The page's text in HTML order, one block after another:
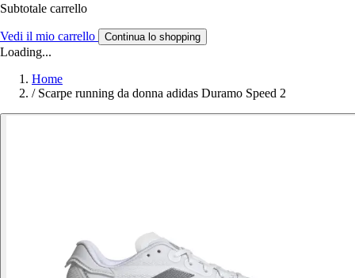
Subtotale carrello
Vedi il mio carrello Continua lo shopping
Loading...
Home
/ Scarpe running da donna adidas Duramo Speed 2